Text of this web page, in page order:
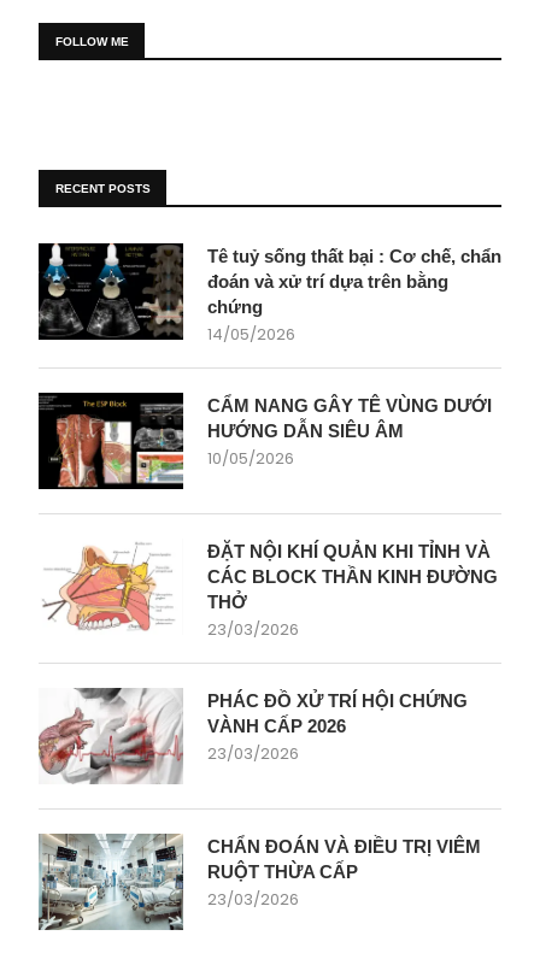
FOLLOW ME
RECENT POSTS
Tê tuỷ sống thất bại : Cơ chế, chẩn
đoán và xử trí dựa trên bằng
chứng
14/05/2026
CẨM NANG GÂY TÊ VÙNG DƯỚI
HƯỚNG DẪN SIÊU ÂM
10/05/2026
ĐẶT NỘI KHÍ QUẢN KHI TỈNH VÀ
CÁC BLOCK THẦN KINH ĐƯỜNG
THỞ
23/03/2026
PHÁC ĐỒ XỬ TRÍ HỘI CHỨNG
VÀNH CẤP 2026
23/03/2026
CHẨN ĐOÁN VÀ ĐIỀU TRỊ VIÊM
RUỘT THỪA CẤP
23/03/2026